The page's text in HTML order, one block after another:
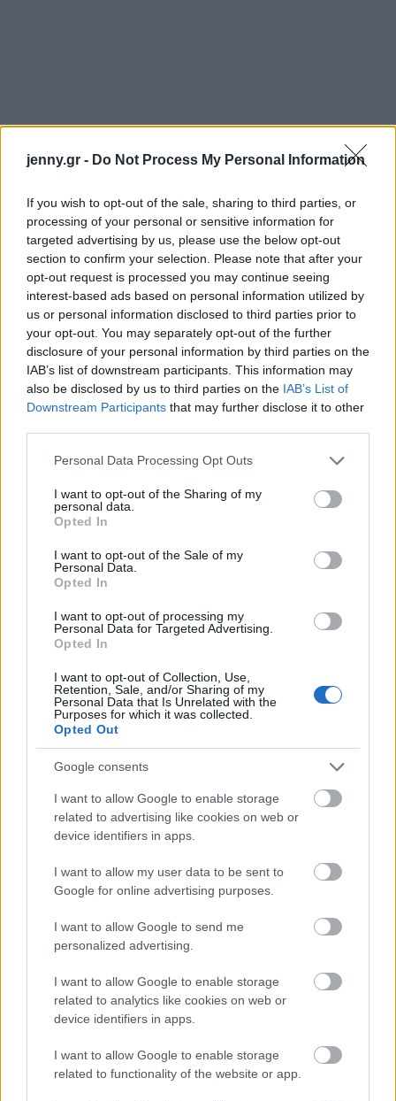
jenny.gr - Do Not Process My Personal Information
If you wish to opt-out of the sale, sharing to third parties, or
processing of your personal or sensitive information for
targeted advertising by us, please use the below opt-out
section to confirm your selection. Please note that after your
opt-out request is processed you may continue seeing
interest-based ads based on personal information utilized by
us or personal information disclosed to third parties prior to
your opt-out. You may separately opt-out of the further
disclosure of your personal information by third parties on the
IAB’s list of downstream participants. This information may
also be disclosed by us to third parties on the IAB’s List of
Downstream Participants that may further disclose it to other
Please note that this website/app uses one or more Google
not limited to your visit or usage behaviour. You may click to
grant or deny consent to Google and its third-party tags to
use your data for below specified purposes in below Google
consent section.
Personal Data Processing Opt Outs
I want to opt-out of the Sharing of my
personal data.
Opted In
I want to opt-out of the Sale of my
Personal Data.
Opted In
I want to opt-out of processing my
Personal Data for Targeted Advertising.
Opted In
I want to opt-out of Collection, Use,
Retention, Sale, and/or Sharing of my
Personal Data that Is Unrelated with the
Purposes for which it was collected.
Opted Out
Google consents
I want to allow Google to enable storage
related to advertising like cookies on web or
device identifiers in apps.
I want to allow my user data to be sent to
Google for online advertising purposes.
I want to allow Google to send me
personalized advertising.
I want to allow Google to enable storage
related to analytics like cookies on web or
device identifiers in apps.
I want to allow Google to enable storage
related to functionality of the website or app.
Υπενθυμίζουμε ότι η Ζεντάγια και ο Χόλαντ έχουν
πρωταγωνιστήσει σε τρεις ταινίες «Spider-Man»
μαζί, δύο από τις οποίες κέρδισαν περισσότερα
από1 δισεκατομμύριο δολάριαστο παγκόσμιο
box office. Το ζευγάρι θα περάσει μεγάλο μέρος
του 2025 στα κινηματογραφικά πλατό μαζί ως
πρωταγωνιστές μιας τέταρτης ταινίας «Spider-
Man» και της ταινίας «The Odyssey», του
Κρίστοφερ Νόλαν. Και οι δύο ταινίες έχουν
ημερομηνίες προβολής για το2026
Στην ίδια συνέντευξη, ο Τομ Χόλαντ παραδέχθηκε
ότι μια μέρα θα αφήσει τη βιομηχανία του
κινηματογράφου, για να κυνηγήσει ένα άλλο όνειρό
του: Να γίνει
εξαφανιστώ από προσώπου γης».